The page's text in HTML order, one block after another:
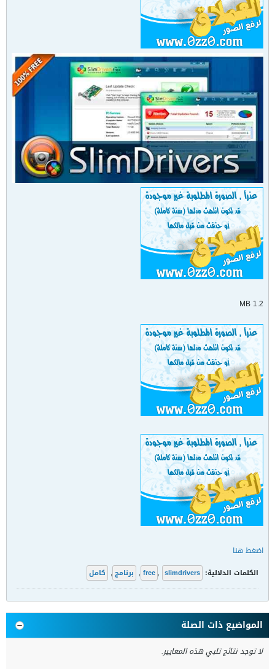
1.2 MB
اضغط هنا
الكلمات الدلالية: free , slimdrivers
, برنامج , كامل
المواضيع ذات الصلة
لا توجد نتائج تلبي هذه المعايير.